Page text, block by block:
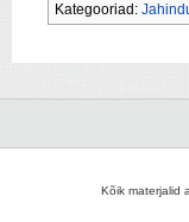
Kategooriad:
Kõik materjalid